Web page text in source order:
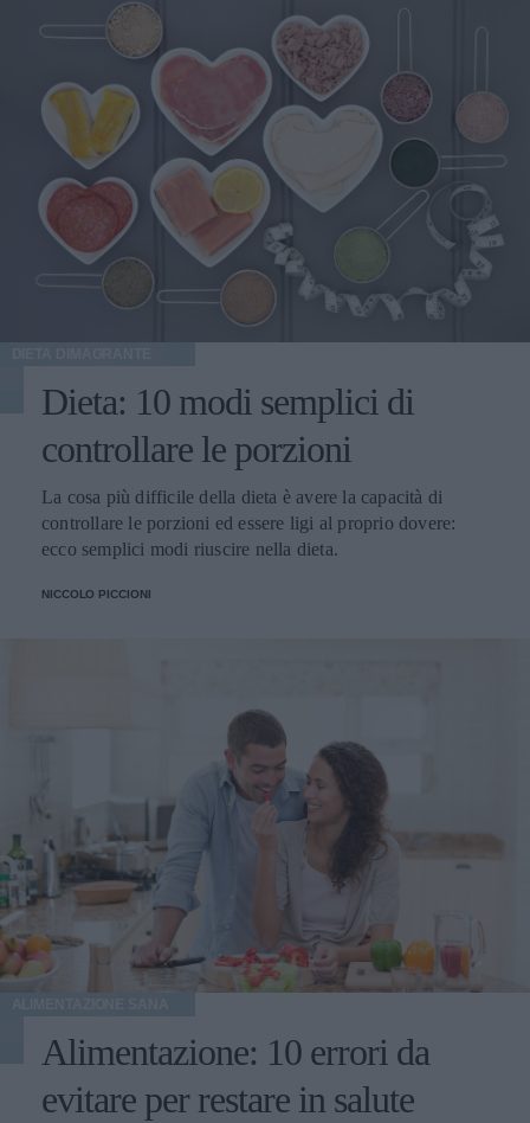
Dieta: 10 modi semplici di
controllare le porzioni
La cosa più difficile della dieta è avere la capacità di
controllare le porzioni ed essere ligi al proprio dovere:
ecco semplici modi riuscire nella dieta.
NICCOLO PICCIONI
Alimentazione: 10 errori da
evitare per restare in salute